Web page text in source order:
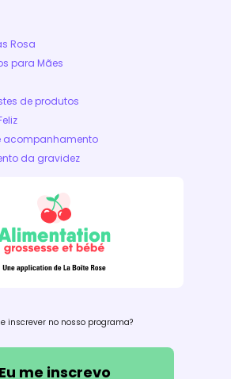
Rosa
para Mães
de produtos
acompanhamento
da gravidez
inscrever no nosso programa?
Eu me inscrevo